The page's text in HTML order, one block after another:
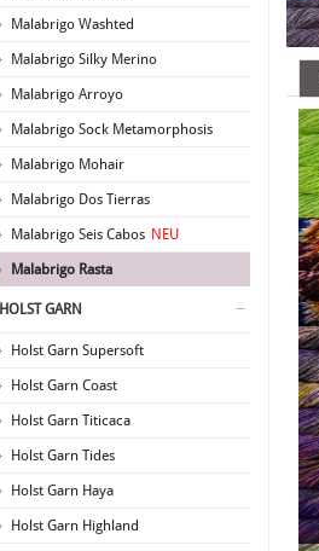
Malabrigo Washted
Malabrigo Silky Merino
Malabrigo Arroyo
Malabrigo Sock Metamorphosis
Malabrigo Mohair
Malabrigo Dos Tierras
Malabrigo Seis Cabos NEU
Malabrigo Rasta
HOLST GARN
Holst Garn Supersoft
Holst Garn Coast
Holst Garn Titicaca
Holst Garn Tides
Holst Garn Haya
Holst Garn Highland